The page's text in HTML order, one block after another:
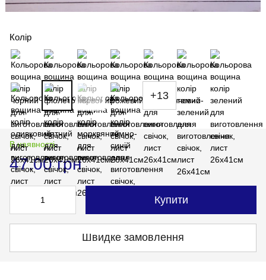
Колір
+13
В наявності
47.00 грн
Купити
Швидке замовлення